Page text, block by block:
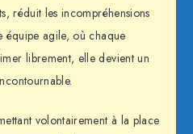
réduit les incompréhensions
équipe agile, où chaque
librement, elle devient un
volontairement à la place